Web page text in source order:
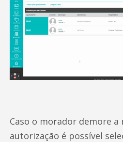
Caso o morador demore a
autorização é possível